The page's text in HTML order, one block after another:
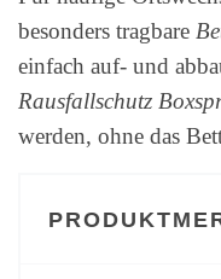
besonders tragbare
einfach auf- und
Rausfallschutz
werden, ohne das